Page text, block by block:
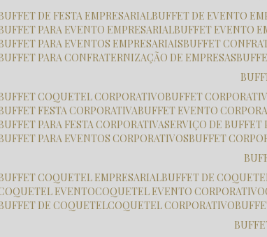
BUFFET DE FESTA EMPRESARIAL BUFFET DE EVENTO
BUFFET PARA EVENTO EMPRESARIAL BUFFET EVENTO
BUFFET PARA EVENTOS EMPRESARIAIS BUFFET
BUFFET PARA CONFRATERNIZAÇÃO DE EMPRESAS
BUFFET COQUETEL CORPORATIVO BUFFET
BUFFET FESTA CORPORATIVA BUFFET EVENTO
BUFFET PARA FESTA CORPORATIVA SERVIÇO DE
BUFFET PARA EVENTOS CORPORATIVOS BUFFET
BUFFET COQUETEL EMPRESARIAL BUFFET DE
COQUETEL EVENTO COQUETEL EVENTO CORPORATIVO
BUFFET DE COQUETEL COQUETEL CORPORATIVO